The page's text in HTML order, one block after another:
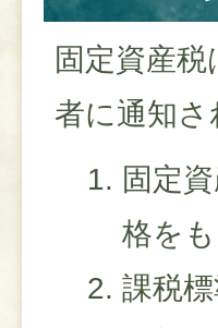
固定資産
者に通知さ
固定
格を
課税